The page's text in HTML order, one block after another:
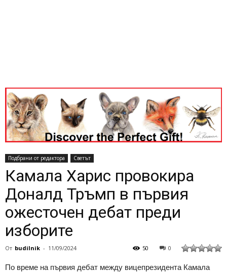
Подбрани от редактора Светът
Камала Харис провокира
Доналд Тръмп в първия
ожесточен дебат преди
изборите
От budilnik - 11/09/2024 0
50
По време на първия дебат между вицепрезидента Камала